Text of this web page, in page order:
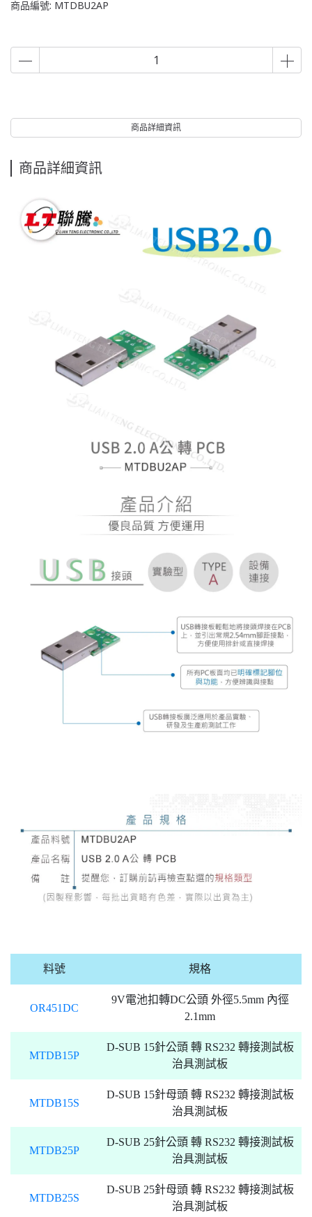
商品編號: MTDBU2AP
商品詳細資訊
商品詳細資訊
料號 規格
OR451DC
9V電池扣轉DC公頭 外徑5.5mm 內徑
2.1mm
MTDB15P
D-SUB 15針公頭 轉 RS232 轉接測試板
治具測試板
MTDB15S
D-SUB 15針母頭 轉 RS232 轉接測試板
治具測試板
MTDB25P
D-SUB 25針公頭 轉 RS232 轉接測試板
治具測試板
MTDB25S
D-SUB 25針母頭 轉 RS232 轉接測試板
治具測試板